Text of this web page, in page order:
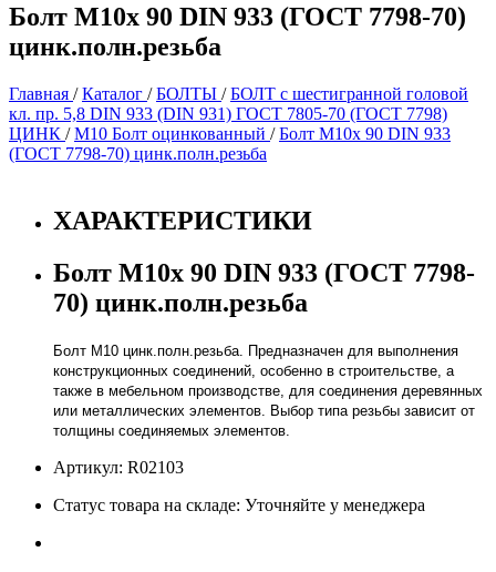
Болт М10х 90 DIN 933 (ГОСТ 7798-70)
цинк.полн.резьба
Главная /Каталог /БОЛТЫ /БОЛТ с шестигранной головой
кл. пр. 5,8 DIN 933 (DIN 931) ГОСТ 7805-70 (ГОСТ 7798)
ЦИНК /М10 Болт оцинкованный /Болт М10х 90 DIN 933
(ГОСТ 7798-70) цинк.полн.резьба
ХАРАКТЕРИСТИКИ
Болт М10х 90 DIN 933 (ГОСТ 7798-
70) цинк.полн.резьба
Болт М10 цинк.полн.резьба. Предназначен для выполнения
конструкционных соединений, особенно в строительстве, а
также в мебельном производстве, для соединения деревянных
или металлических элементов. Выбор типа резьбы зависит от
толщины соединяемых элементов.
Артикул: R02103
Статус товара на складе: Уточняйте у менеджера